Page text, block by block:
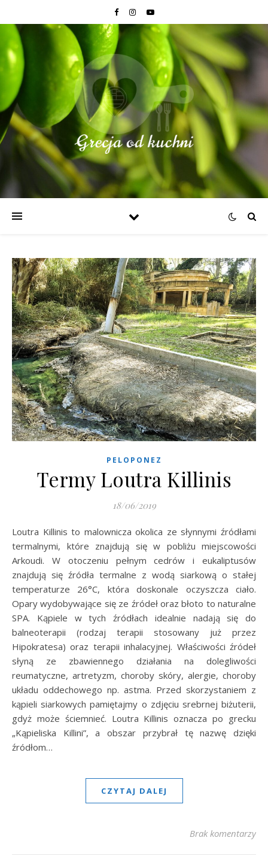
PELOPONEZ
Termy Loutra Killinis
18/06/2019
Loutra Killinis to malownicza okolica ze słynnymi źródłami
termalnymi, które znajdują się w pobliżu miejscowości
Arkoudi. W otoczeniu pełnym cedrów i eukaliptusów
znajdują się źródła termalne z wodą siarkową o stałej
temperaturze 26°C, która doskonale oczyszcza ciało.
Opary wydobywające się ze źródeł oraz błoto to naturalne
SPA. Kąpiele w tych źródłach idealnie nadają się do
balneoterapii (rodzaj terapii stosowany już przez
Hipokratesa) oraz terapii inhalacyjnej. Właściwości źródeł
słyną ze zbawiennego działania na dolegliwości
reumatyczne, artretyzm, choroby skóry, alergie, choroby
układu oddechowego np. astma. Przed skorzystaniem z
kąpieli siarkowych pamiętajmy o zdjęciu srebrnej biżuterii,
gdyż może ściemnieć. Loutra Killinis oznacza po grecku
„Kąpieliska Killini”, a obszar przybrał tę nazwę dzięki
źródłom…
CZYTAJ DALEJ
Brak komentarzy